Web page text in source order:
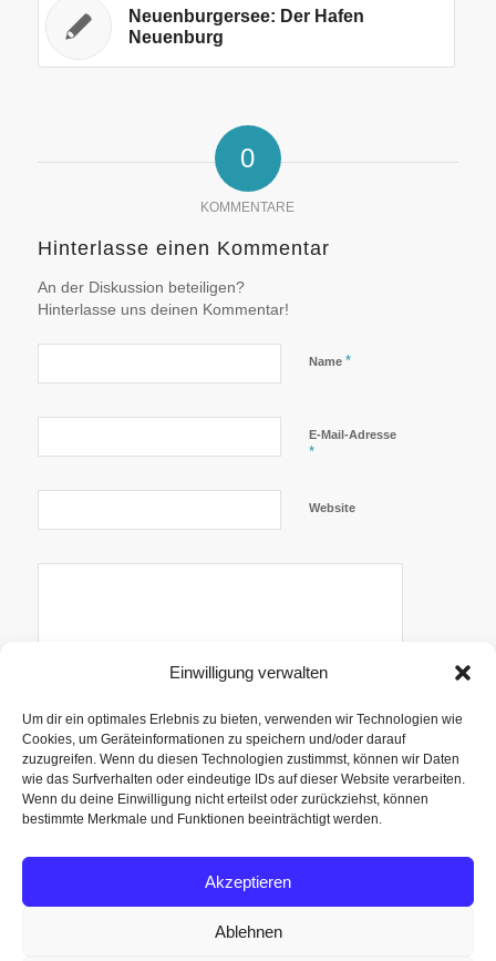
Einwilligung verwalten
Um dir ein optimales Erlebnis zu bieten, verwenden wir Technologien wie
Cookies, um Geräteinformationen zu speichern und/oder darauf
zuzugreifen. Wenn du diesen Technologien zustimmst, können wir Daten
wie das Surfverhalten oder eindeutige IDs auf dieser Website verarbeiten.
Wenn du deine Einwilligung nicht erteilst oder zurückziehst, können
bestimmte Merkmale und Funktionen beeinträchtigt werden.
Akzeptieren
Ablehnen
Neuenburgersee: Der Hafen
Neuenburg
0
KOMMENTARE
Hinterlasse einen Kommentar
An der Diskussion beteiligen?
Hinterlasse uns deinen Kommentar!
Name *
E-Mail-Adresse
*
Website
Trage mich
auch in den
Newsletter
Benachrichtige mich über nachfolgende Kommentare via